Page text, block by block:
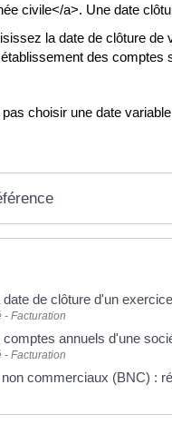
civile</a>. Une date
la date de clôture
des
choisir une date
date de clôture d'un
- Facturation
comptes annuels d'une
- Facturation
commerciaux (BNC) :